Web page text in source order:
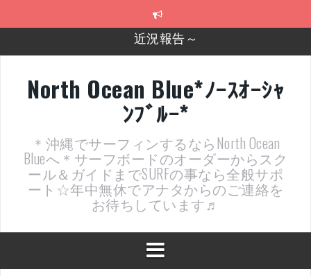
2026年明けました〜
近況報告ww
ヤッチマッターーーー！！！
支部長就任報告と支部予選・検定開催決定！
近況報告～
North Ocean Blue*ﾉｰｽｵｰｼｬ
ﾝﾌﾞﾙｰ*
＊沖縄でサーフィンするならNorth Ocean
Blueへ＊サーフボードのオーダーからスク
ール＆ガイドまでSURFの事なら全般サポ
ート☆年中無休でアナタからのご連絡を
お待ちしています♬